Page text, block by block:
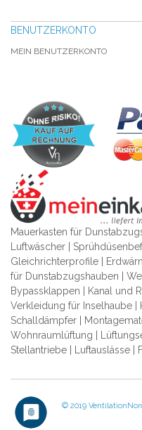
BENUTZERKONTO
MEIN BENUTZERKONTO
Mauerkasten für
Luftwäscher |
Gleichrichterprofile |
für Dunstabzugshauben |
Bypassklappen | Kanal und
Verkleidung für Inselhaube |
Schalldämpfer |
Wohnraumlüftung |
Stellantriebe | Luftauslässe
© 2019